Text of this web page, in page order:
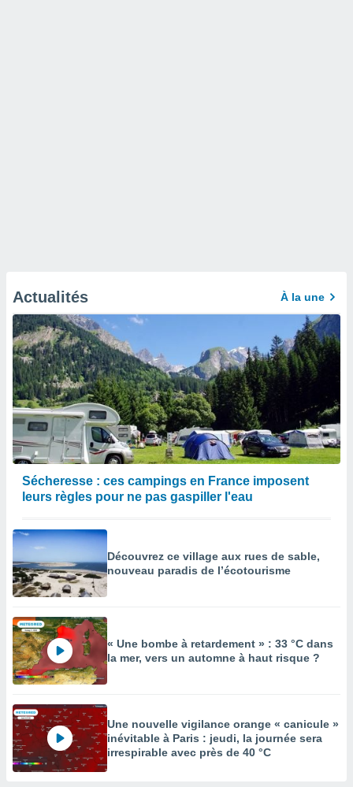
Actualités À la une
Sécheresse : ces campings en France imposent
leurs règles pour ne pas gaspiller l'eau
Découvrez ce village aux rues de sable,
nouveau paradis de l’écotourisme
« Une bombe à retardement » : 33 °C dans
la mer, vers un automne à haut risque ?
Une nouvelle vigilance orange « canicule »
inévitable à Paris : jeudi, la journée sera
irrespirable avec près de 40 °C